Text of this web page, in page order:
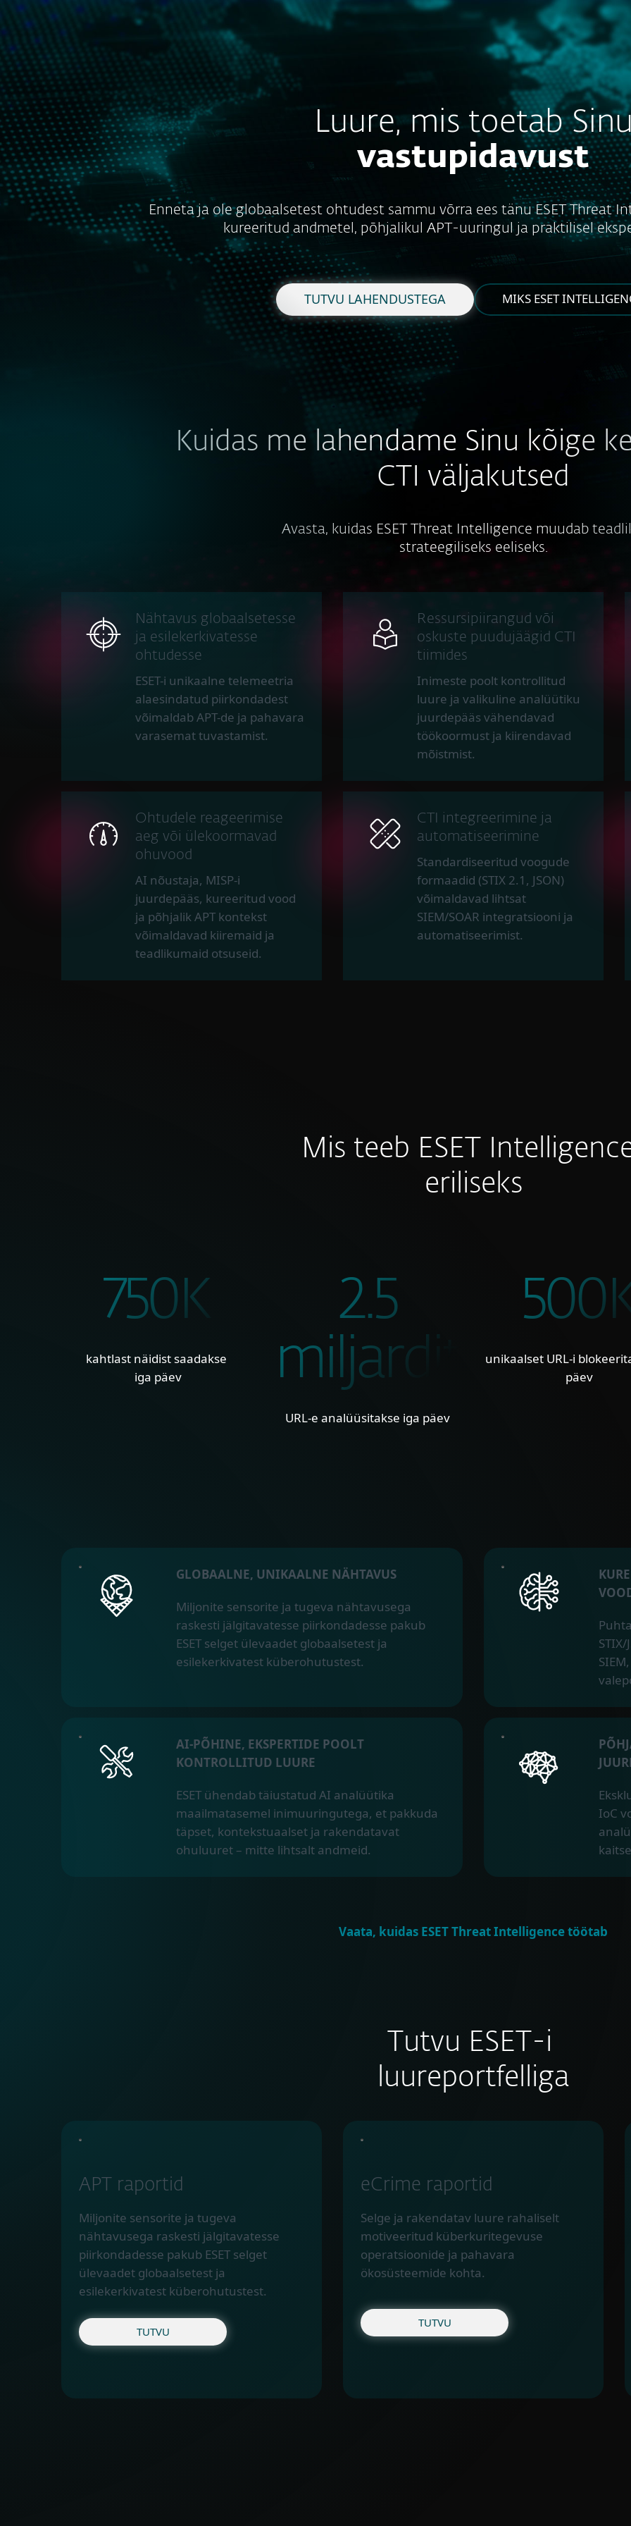
Ettevõttele
Lahendused Miks ESET
Luure, mis toetab
vastupidavust
Enneta ja ole globaalsetest ohtudest sammu võrra ees tänu ESET Threat
kureeritud andmetel, põhjalikul APT-uuringul ja praktilisel
TUTVU LAHENDUSTEGA MIKS ESET
Kuidas me lahendame Sinu kõige
CTI väljakutsed
Avasta, kuidas ESET Threat Intelligence muudab
strateegiliseks eeliseks.
Nähtavus globaalsetesse
ja esilekerkivatesse
ohtudesse
ESET-i unikaalne telemeetria
alaesindatud piirkondadest
võimaldab APT-de ja pahavara
varasemat tuvastamist.
Ressursipiirangud või
oskuste puudujäägid CTI
tiimides
Inimeste poolt kontrollitud
luure ja valikuline analüütiku
juurdepääs vähendavad
töökoormust ja kiirendavad
mõistmist.
Ohtudele reageerimise
aeg või ülekoormavad
ohuvood
AI nõustaja, MISP-i
juurdepääs, kureeritud vood
ja põhjalik APT kontekst
võimaldavad kiiremaid ja
teadlikumaid otsuseid.
CTI integreerimine ja
automatiseerimine
Standardiseeritud voogude
formaadid (STIX 2.1, JSON)
võimaldavad lihtsat
SIEM/SOAR integratsiooni ja
automatiseerimist.
Mis teeb ESET
eriliseks
750K
kahtlast näidist saadakse
iga päev
2.5
miljardit
URL-e analüüsitakse iga päev
unikaalset URL-i
päev
GLOBAALNE, UNIKAALNE NÄHTAVUS
Miljonite sensorite ja tugeva nähtavusega
raskesti jälgitavatesse piirkondadesse pakub
ESET selget ülevaadet globaalsetest ja
esilekerkivatest küberohutustest.
AI-PÕHINE, EKSPERTIDE POOLT
KONTROLLITUD LUURE
ESET ühendab täiustatud AI analüütika
maailmatasemel inimuuringutega, et pakkuda
täpset, kontekstuaalset ja rakendatavat
ohuluuret – mitte lihtsalt andmeid.
IoC
Vaata, kuidas ESET Threat Intelligence töötab
Tutvu ESET-i
luureportfelliga
APT raportid
Miljonite sensorite ja tugeva
nähtavusega raskesti jälgitavatesse
piirkondadesse pakub ESET selget
ülevaadet globaalsetest ja
esilekerkivatest küberohutustest.
TUTVU
eCrime raportid
Selge ja rakendatav luure rahaliselt
motiveeritud küberkuritegevuse
operatsioonide ja pahavara
ökosüsteemide kohta.
TUTVU
ESET EESTI ESET Threat Intelligence Service